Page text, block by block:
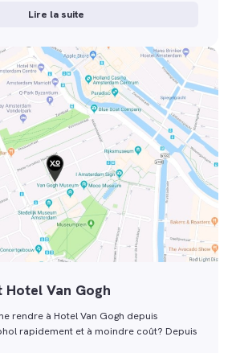
Lire la suite
Hotel Van Gogh
rendre à Hotel Van Gogh depuis
rapidement et à moindre coût? Depuis